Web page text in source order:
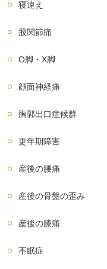
寝違え
股関節痛
О脚・X脚
顔面神経痛
胸郭出口症候群
更年期障害
産後の腰痛
産後の骨盤の歪み
産後の膝痛
不眠症